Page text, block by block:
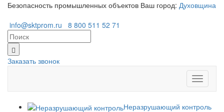
Безопасность промышленных объектов Ваш город: Духовщина
info@sktprom.ru
8 800 511 52 71
Заказать звонок
Неразрушающий контроль